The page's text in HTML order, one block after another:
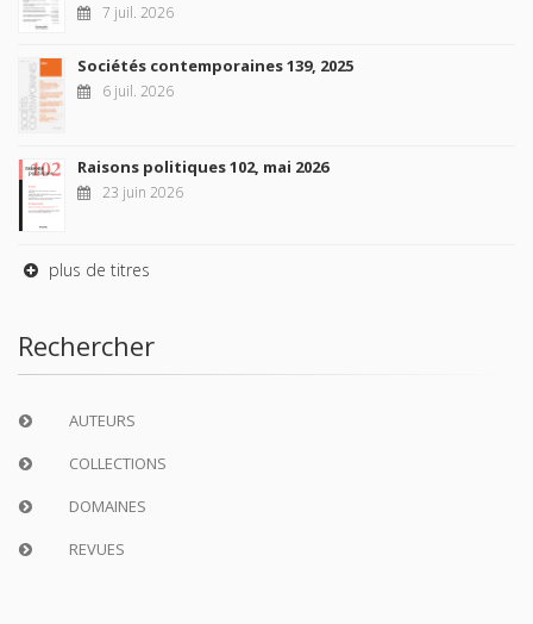
7 juil. 2026
Sociétés contemporaines 139, 2025
6 juil. 2026
Raisons politiques 102, mai 2026
23 juin 2026
plus de titres
Rechercher
AUTEURS
COLLECTIONS
DOMAINES
REVUES